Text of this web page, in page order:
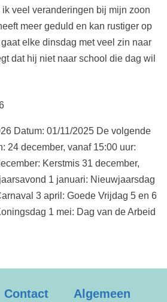
veel veranderingen bij mijn zoon
meer geduld en kan rustiger op
elke dinsdag met veel zin naar
dat hij niet naar school die dag wil
Datum: 01/11/2025 De volgende
24 december, vanaf 15:00 uur:
Kerstmis 31 december,
1 januari: Nieuwjaarsdag
3 april: Goede Vrijdag 5 en 6
1 mei: Dag van de Arbeid
Contact
Algemeen